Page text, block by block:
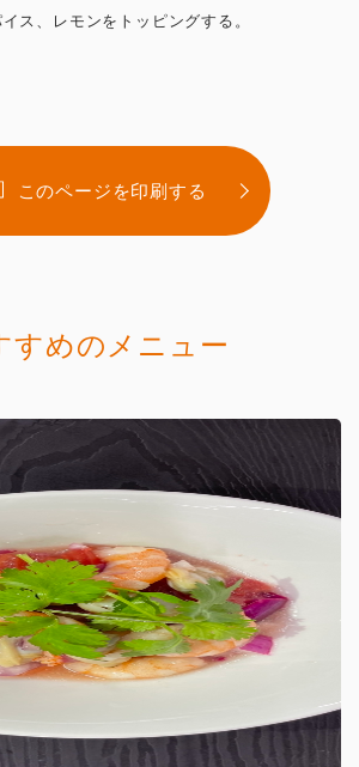
ス、レモンをトッピングする。
このページを印刷する
すめのメニュー